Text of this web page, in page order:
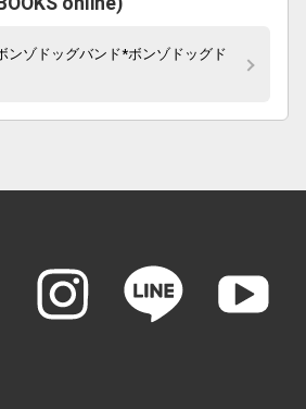
ンゾドッグバンド*ボンゾドッグド